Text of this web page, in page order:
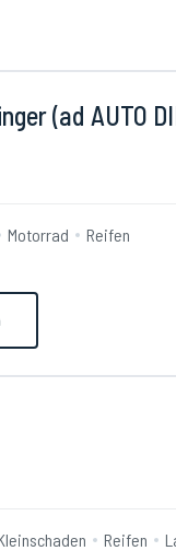
(ad AUTO
Motorrad Reifen
Reifen